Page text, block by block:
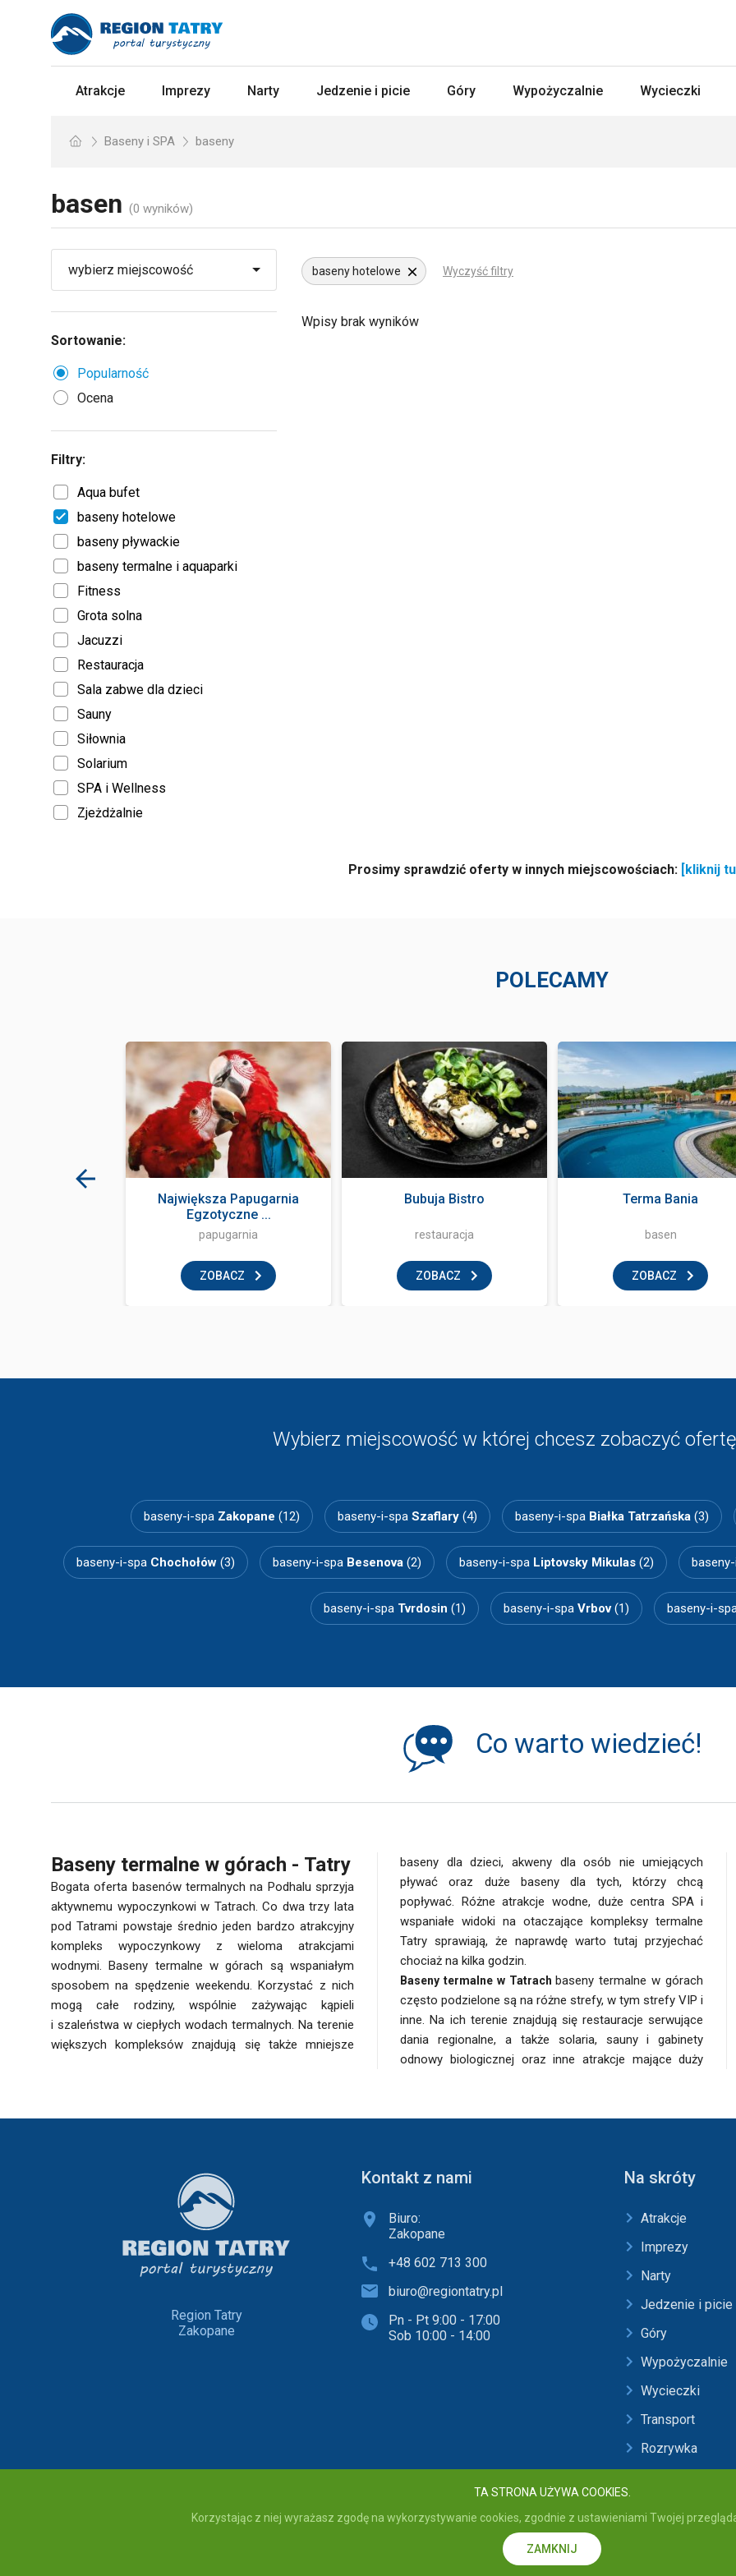
Atrakcje Imprezy Narty Jedzenie i picie Góry Wypożyczalnie Wycieczki
Baseny i SPA baseny
basen (0 wyników)
baseny hotelowe Wyczyść filtry
Wpisy brak wyników
Sortowanie:
Popularność
Ocena
Filtry:
Aqua bufet
baseny hotelowe
baseny pływackie
baseny termalne i aquaparki
Fitness
Grota solna
Jacuzzi
Restauracja
Sala zabwe dla dzieci
Sauny
Siłownia
Solarium
SPA i Wellness
Zjeżdżalnie
Prosimy sprawdzić oferty w innych miejscowościach: [kliknij
POLECAMY
Największa Papugarnia
Egzotyczne ...
papugarnia
ZOBACZ
Bubuja Bistro
restauracja
ZOBACZ
Terma Bania
basen
ZOBACZ
Wybierz miejscowość w której chcesz zobaczyć
baseny-i-spa Zakopane (12) baseny-i-spa Szaflary(4) baseny-i-spa Białka Tatrzańska(3)
baseny-i-spa Chochołów (3) baseny-i-spa Besenova (2) baseny-i-spa Liptovsky Mikulas (2)
baseny-i-spa Tvrdosin (1) baseny-i-spa Vrbov(1) baseny-i-
Co warto wiedzieć!
Baseny termalne w górach - Tatry
Bogata oferta basenów termalnych na Podhalu sprzyja
aktywnemu wypoczynkowi w Tatrach. Co dwa trzy lata
pod Tatrami powstaje średnio jeden bardzo atrakcyjny
kompleks wypoczynkowy z wieloma atrakcjami
wodnymi. Baseny termalne w górach są wspaniałym
sposobem na spędzenie weekendu. Korzystać z nich
mogą całe rodziny, wspólnie zażywając kąpieli
i szaleństwa w ciepłych wodach termalnych. Na terenie
większych kompleksów znajdują się także mniejsze
baseny dla dzieci, akweny dla osób nie umiejących
pływać oraz duże baseny dla tych, którzy chcą
popływać. Różne atrakcje wodne, duże centra SPA i
wspaniałe widoki na otaczające kompleksy termalne
Tatry sprawiają, że naprawdę warto tutaj przyjechać
chociaż na kilka godzin.
Baseny termalne w Tatrach baseny termalne w górach
często podzielone są na różne strefy, w tym strefy VIP i
inne. Na ich terenie znajdują się restauracje serwujące
dania regionalne, a także solaria, sauny i gabinety
odnowy biologicznej oraz inne atrakcje mające duży
kilka godzin albo korzystać z kąpieli w wodach
termalnych przez kilka dni. Wypoczynkowi sprzyja
doskonale przygotowana baza noclegów i atrakcji
Region Tatry
Zakopane
Kontakt z nami
Biuro:
Zakopane
+48 602 713 300
biuro@regiontatry.pl
Pn - Pt 9:00 - 17:00
Sob 10:00 - 14:00
Na skróty
Atrakcje
Imprezy
Narty
Jedzenie i picie
Góry
Wypożyczalnie
Wycieczki
Transport
Rozrywka
copyright © 2020 Region Tatry - wszelkie prawa zastrzeżone. Przebywając na stronie akceptujesz
TA STRONA UŻYWA COOKIES.
Korzystając z niej wyrażasz zgodę na wykorzystywanie cookies, zgodnie z ustawieniami Twojej